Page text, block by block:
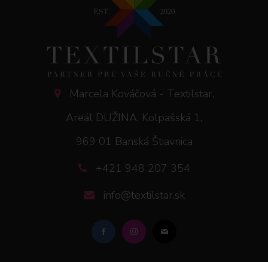
Marcela Kováčová - Textilstar,
Areál DUŽINA, Kolpašská 1,
969 01 Banská Štiavnica
+421 948 207 354
info@textilstar.sk